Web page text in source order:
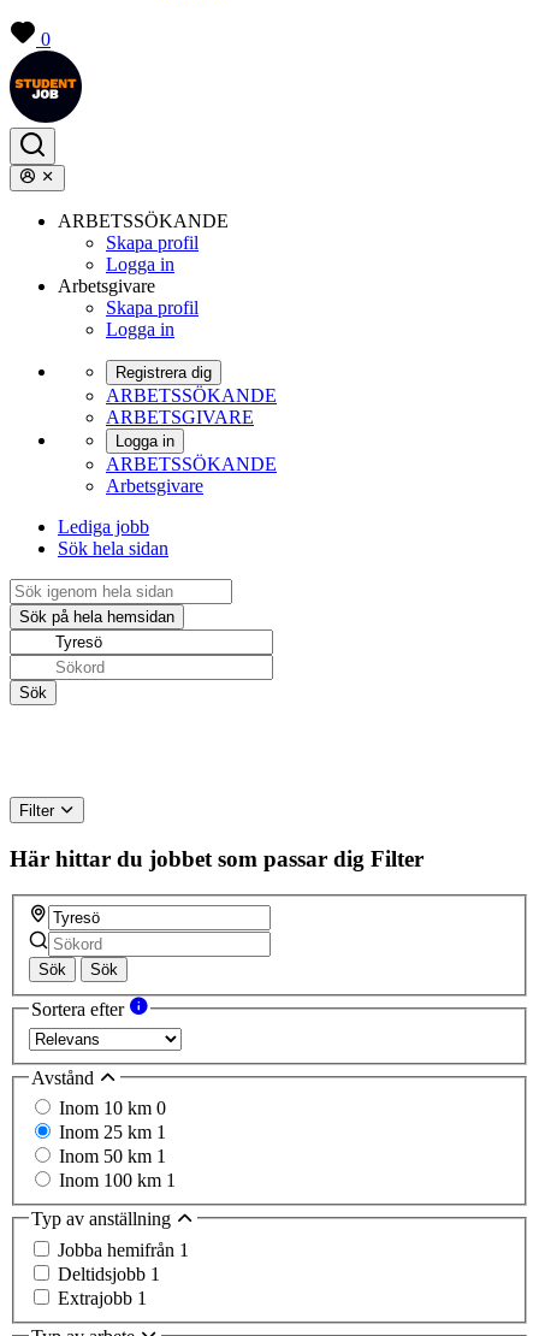
0
ARBETSSÖKANDE
Skapa profil
Logga in
Arbetsgivare
Skapa profil
Logga in
Registrera dig
ARBETSSÖKANDE
ARBETSGIVARE
Logga in
ARBETSSÖKANDE
Arbetsgivare
Lediga jobb
Sök hela sidan
Filter
Här hittar du jobbet som passar dig Filter
Sök Sök
Sortera efter
Avstånd
Inom 10 km 0
Inom 25 km 1
Inom 50 km 1
Inom 100 km 1
Typ av anställning
Jobba hemifrån 1
Deltidsjobb 1
Extrajobb 1